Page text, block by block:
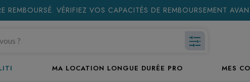
VÉRIFIEZ VOS CAPACITÉS DE REMBOURSEMENT
MA LOCATION LONGUE DURÉE PRO MES